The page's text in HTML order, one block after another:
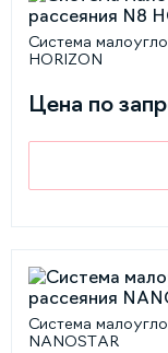
Система
HORIZON
Цена по
Система
NANOSTAR